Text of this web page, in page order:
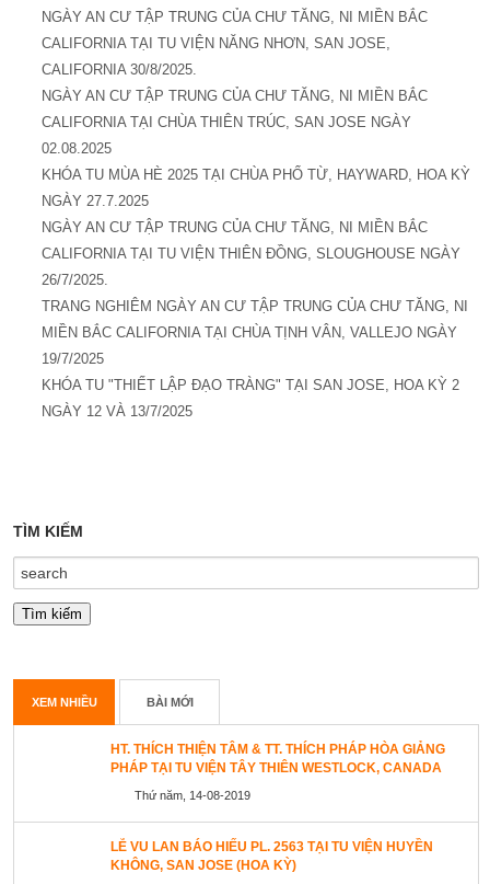
NGÀY AN CƯ TẬP TRUNG CỦA CHƯ TĂNG, NI MIỀN BẮC
CALIFORNIA TẠI TU VIỆN NĂNG NHƠN, SAN JOSE,
CALIFORNIA 30/8/2025.
NGÀY AN CƯ TẬP TRUNG CỦA CHƯ TĂNG, NI MIỀN BẮC
CALIFORNIA TẠI CHÙA THIÊN TRÚC, SAN JOSE NGÀY
02.08.2025
KHÓA TU MÙA HÈ 2025 TẠI CHÙA PHỔ TỪ, HAYWARD, HOA KỲ
NGÀY 27.7.2025
NGÀY AN CƯ TẬP TRUNG CỦA CHƯ TĂNG, NI MIỀN BẮC
CALIFORNIA TẠI TU VIỆN THIÊN ĐỒNG, SLOUGHOUSE NGÀY
26/7/2025.
TRANG NGHIÊM NGÀY AN CƯ TẬP TRUNG CỦA CHƯ TĂNG, NI
MIỀN BẮC CALIFORNIA TẠI CHÙA TỊNH VÂN, VALLEJO NGÀY
19/7/2025
KHÓA TU "THIẾT LẬP ĐẠO TRÀNG" TẠI SAN JOSE, HOA KỲ 2
NGÀY 12 VÀ 13/7/2025
TÌM KIẾM
XEM NHIỀU BÀI MỚI
HT. THÍCH THIỆN TÂM & TT. THÍCH PHÁP HÒA GIẢNG
PHÁP TẠI TU VIỆN TÂY THIÊN WESTLOCK, CANADA
Thứ năm, 14-08-2019
LỄ VU LAN BÁO HIẾU PL. 2563 TẠI TU VIỆN HUYỀN
KHÔNG, SAN JOSE (HOA KỲ)